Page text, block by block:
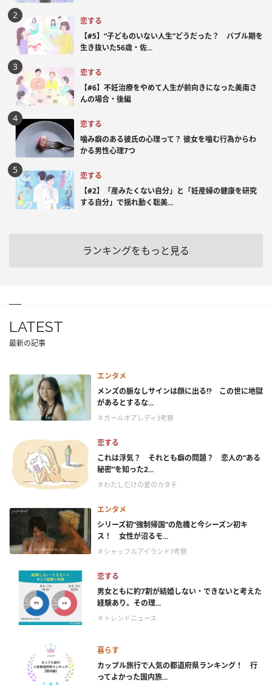
恋する
【#5】“子どものいない人生”どうだった？ バブル期を
生き抜いた56歳・佐...
恋する
【#6】不妊治療をやめて人生が前向きになった美南さ
んの場合・後編
恋する
噛み癖のある彼氏の心理って？ 彼女を噛む行為からわ
かる男性心理7つ
恋する
【#2】「産みたくない自分」と「妊産婦の健康を研究
する自分」で揺れ動く聡美...
ランキングをもっと見る
LATEST
最新の記事
エンタメ
メンズの脈なしサインは顔に出る!? この世に地獄
があるとするな...
＃ガールオアレディ3考察
恋する
これは浮気？ それとも癖の問題？ 恋人の“ある
秘密”を知った2...
＃わたしだけの愛のカタチ
エンタメ
シリーズ初“強制帰国”の危機と今シーズン初キ
ス！ 女性が沼るモ...
＃シャッフルアイランド7考察
恋する
男女ともに約7割が結婚しない・できないと考えた
経験あり。その理...
＃トレンドニュース
暮らす
カップル旅行で人気の都道府県ランキング！ 行
ってよかった国内旅...